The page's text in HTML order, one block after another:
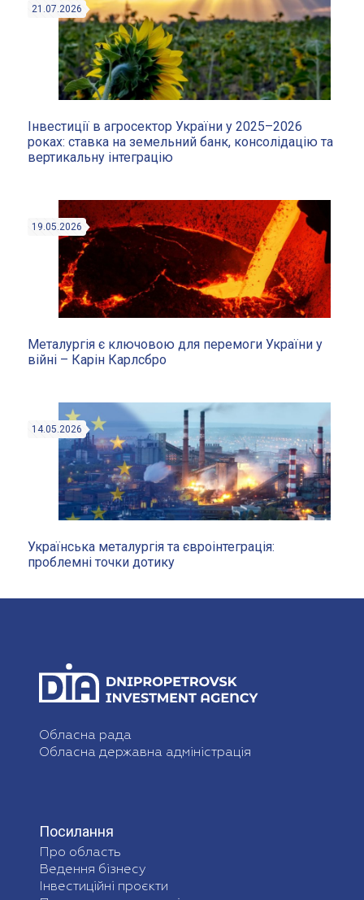
21.07.2026
Інвестиції в агросектор України у 2025–2026
роках: ставка на земельний банк, консолідацію та
вертикальну інтеграцію
19.05.2026
Металургія є ключовою для перемоги України у
війні – Карін Карлсбро
14.05.2026
Українська металургія та євроінтеграція:
проблемні точки дотику
Обласна рада
Обласна державна адміністрація
Посилання
Про область
Ведення бізнесу
Інвестиційні проєкти